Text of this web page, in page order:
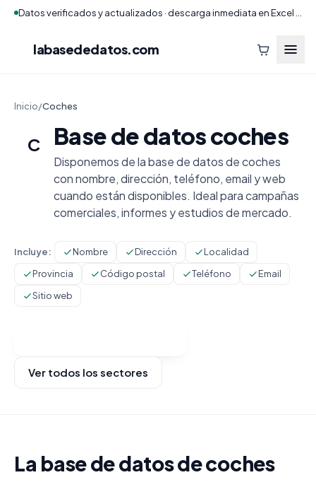
labasededatos.com
Inicio/Coches
C Base de datos coches
Disponemos de la base de datos de coches
con nombre, dirección, teléfono, email y web
cuando están disponibles. Ideal para campañas
comerciales, informes y estudios de mercado.
Incluye: Nombre Dirección
Localidad
Provincia
Código postal Teléfono
Email
Sitio web
Ver todos los sectores
La base de datos de coches